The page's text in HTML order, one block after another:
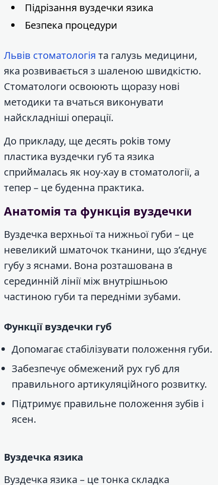
Підрізання вуздечки язика
Безпека процедури
Львів стоматологія та галузь медицини,
яка розвивається з шаленою швидкістю.
Стоматологи освоюють щоразу нові
методики та вчаться виконувати
найскладніші операції.
До прикладу, ще десять роkів тому
пластика вуздечки губ та язика
сприймалась як ноу-хау в стоматології, а
тепер – це буденна практика.
Анатомія та функція вуздечки
Вуздечка верхньої та нижньої губи – це
невеликий шматочок тканини, що з’єднує
губу з яснами. Вона розташована в
серединній лінії між внутрішньою
частиною губи та передніми зубами.
Функції вуздечки губ
Допомагає стабілізувати положення губи.
Забезпечує обмежений рух губ для
правильного артикуляційного розвитку.
Підтримує правильне положення зубів і
ясен.
Вуздечка язика
Вуздечка язика – це тонка складка